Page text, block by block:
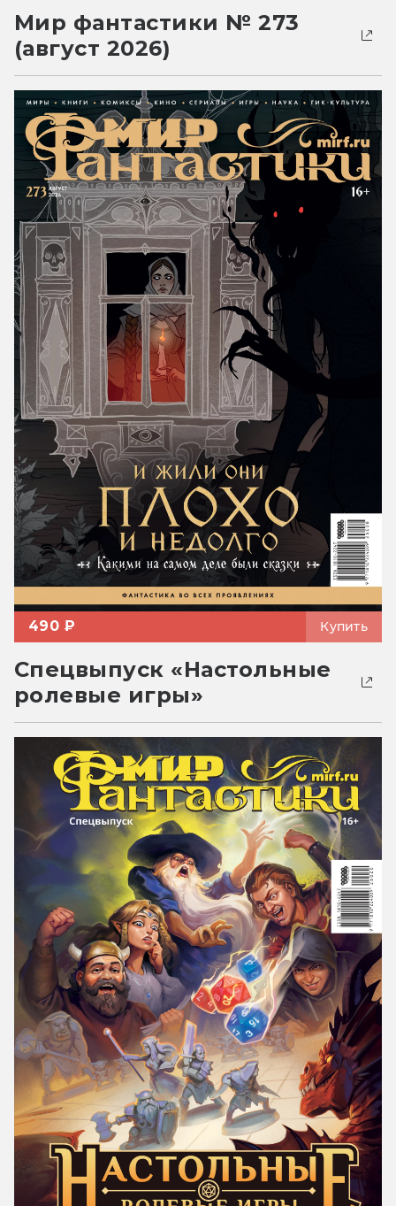
Мир фантастики № 273
(август 2026)
490 ₽ Купить
Спецвыпуск «Настольные
ролевые игры»